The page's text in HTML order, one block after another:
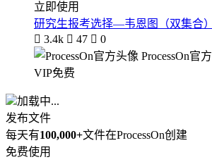
立即使用
研究生报考选择—韦恩图（双集合）
 3.4k  47  0
ProcessOn官方
VIP免费
加载中...
发布文件
每天有100,000+文件在ProcessOn创建
免费使用